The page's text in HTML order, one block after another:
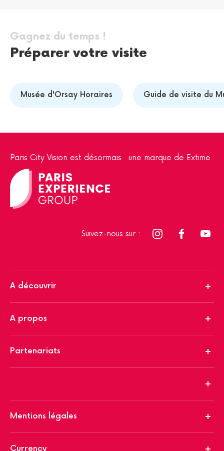
Gagnez du temps !
Préparer votre visite
Musée d'Orsay Horaires Guide de visite du
Paris City Vision est désormais une marque de Extime
Suivez-nous sur :
A découvrir
A propos
Partenariats
Mentions légales
Currency